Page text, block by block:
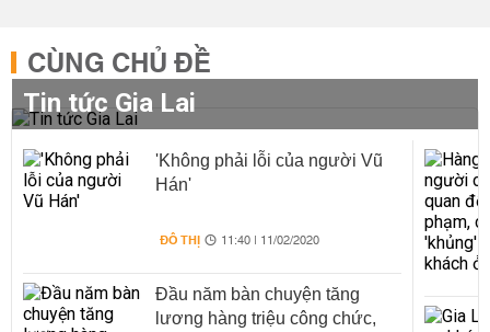
CÙNG CHỦ ĐỀ
Tin tức Gia Lai
'Không phải lỗi của người Vũ
Hán'
ĐÔ THỊ 11:40 | 11/02/2020
Đầu năm bàn chuyện tăng
lương hàng triệu công chức,